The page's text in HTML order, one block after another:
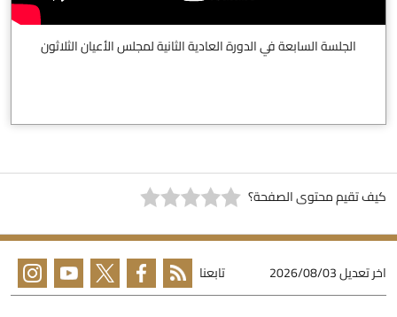
الجلسة السابعة في الدورة العادية الثانية لمجلس الأعيان الثلاثون
كيف تقيم محتوى الصفحة؟
اخر تعديل2026/08/03 تابعنا